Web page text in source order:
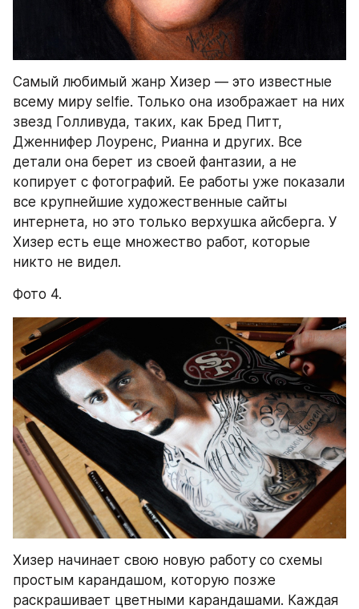
Самый любимый жанр Хизер — это известные
всему миру selfie. Только она изображает на них
звезд Голливуда, таких, как Бред Питт,
Дженнифер Лоуренс, Рианна и других. Все
детали она берет из своей фантазии, а не
копирует с фотографий. Ее работы уже показали
все крупнейшие художественные сайты
интернета, но это только верхушка айсберга. У
Хизер есть еще множество работ, которые
никто не видел.
Фото 4.
Хизер начинает свою новую работу со схемы
простым карандашом, которую позже
раскрашивает цветными карандашами. Каждая